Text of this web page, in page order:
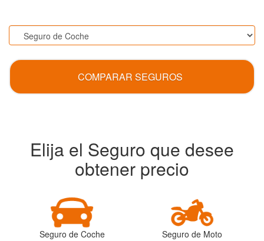
COMPARAR SEGUROS
Elija el Seguro que desee
obtener precio
Seguro de Coche Seguro de Moto